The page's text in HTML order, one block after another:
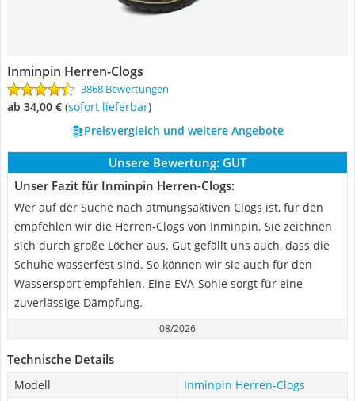
Inminpin Herren-Clogs
3868 Bewertungen
ab 34,00 € ( Sofort lieferbar)
Preisvergleich und weitere Angebote
Unsere Bewertung: GUT
Unser Fazit für Inminpin Herren-Clogs:
Wer auf der Suche nach atmungsaktiven Clogs ist, für den
empfehlen wir die Herren-Clogs von Inminpin. Sie zeichnen
sich durch große Löcher aus. Gut gefällt uns auch, dass die
Schuhe wasserfest sind. So können wir sie auch für den
Wassersport empfehlen. Eine EVA-Sohle sorgt für eine
zuverlässige Dämpfung.
08/2026
Technische Details
Modell
Inminpin Herren-Clogs